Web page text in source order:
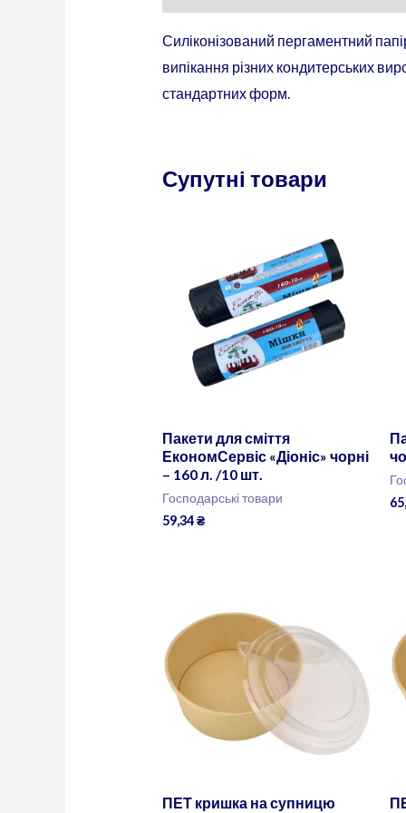
Силіконізований пергаментний
випікання різних кондитерських
стандартних форм.
Супутні товари
Пакети для сміття
ЕкономСервіс «Діоніс» чорні
– 160 л. /10 шт.
Господарські товари
59,34₴
ПЕТ кришка на супницю